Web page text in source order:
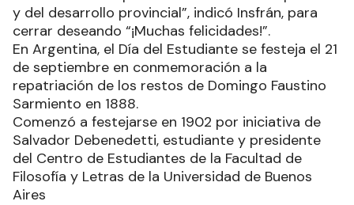
y del desarrollo provincial”, indicó Insfrán, para
cerrar deseando “¡Muchas felicidades!”.
En Argentina, el Día del Estudiante se festeja el 21
de septiembre en conmemoración a la
repatriación de los restos de Domingo Faustino
Sarmiento en 1888.
Comenzó a festejarse en 1902 por iniciativa de
Salvador Debenedetti, estudiante y presidente
del Centro de Estudiantes de la Facultad de
Filosofía y Letras de la Universidad de Buenos
Aires